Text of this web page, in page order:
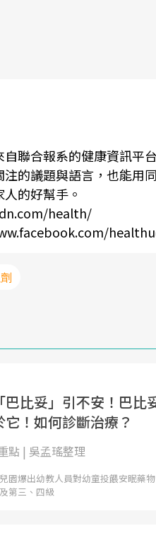
聯合報系的健康資訊平
的議題與語言，也能用
的好幫手。
health/
巴比妥」引不安！巴比
！如何診斷治療？
點 | 吳孟瑤整理
園爆出幼教人員對幼童投餵安眠藥
第三、四級